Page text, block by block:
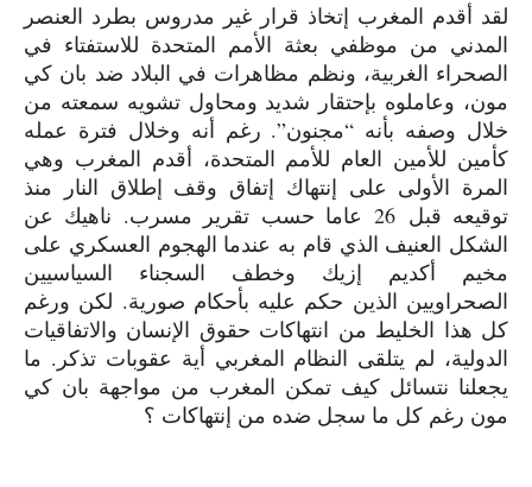
لقد أقدم المغرب إتخاذ قرار غير مدروس بطرد العنصر
المدني من موظفي بعثة الأمم المتحدة للاستفتاء في
الصحراء الغربية، ونظم مظاهرات في البلاد ضد بان كي
مون، وعاملوه بإحتقار شديد ومحاول تشويه سمعته من
خلال وصفه بأنه “مجنون”. رغم أنه وخلال فترة عمله
كأمين للأمين العام للأمم المتحدة، أقدم المغرب وهي
المرة الأولى على إنتهاك إتفاق وقف إطلاق النار منذ
توقيعه قبل 26عاما حسب تقرير مسرب. ناهيك عن
الشكل العنيف الذي قام به عندما الهجوم العسكري على
مخيم أكديم إزيك وخطف السجناء السياسيين
الصحراويين الذين حكم عليه بأحكام صورية. لكن ورغم
كل هذا الخليط من انتهاكات حقوق الإنسان والاتفاقيات
الدولية، لم يتلقى النظام المغربي أية عقوبات تذكر. ما
يجعلنا نتسائل كيف تمكن المغرب من مواجهة بان كي
مون رغم كل ما سجل ضده من إنتهاكات ؟